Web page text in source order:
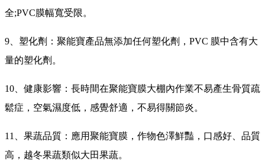
全;PVC膜幅寬受限。
9、塑化劑：聚能寶產品無添加任何塑化劑，PVC 膜中含有大
量的塑化劑。
10、健康影響：長時間在聚能寶膜大棚內作業不易產生骨質疏
鬆症，空氣濕度低，感覺舒適，不易得關節炎。
11、果蔬品質：應用聚能寶膜，作物色澤鮮豔，口感好、品質
高，越冬果蔬類似大田果蔬。